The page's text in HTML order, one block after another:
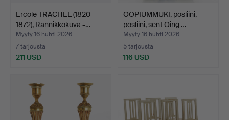
Ercole TRACHEL (1820-
1872), Rannikkokuva -…
Myyty 16 huhti 2026
7 tarjousta
211 USD
OOPIUMMUKI, posliini,
posliini, sent Qing …
Myyty 16 huhti 2026
5 tarjousta
116 USD